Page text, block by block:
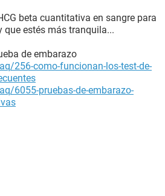
beta cuantitativa en sangre para
que estés más tranquila...
de embarazo
256-como-funcionan-los-test-de-
6055-pruebas-de-embarazo-